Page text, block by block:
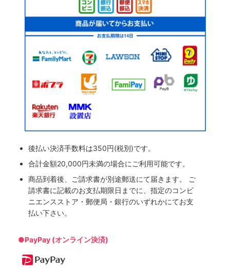
後払い決済手数料は350円(税別)です。
合計金額20,000円未満の場合にご利用可能です。
商品到着後、ご請求書が別途郵送にて届きます。 ご
請求書に記載のお支払期限日までに、指定のコンビ
ニエンスストア・郵便局・銀行のいずれかにてお支
払い下さい。
●PayPay (オンライン決済)